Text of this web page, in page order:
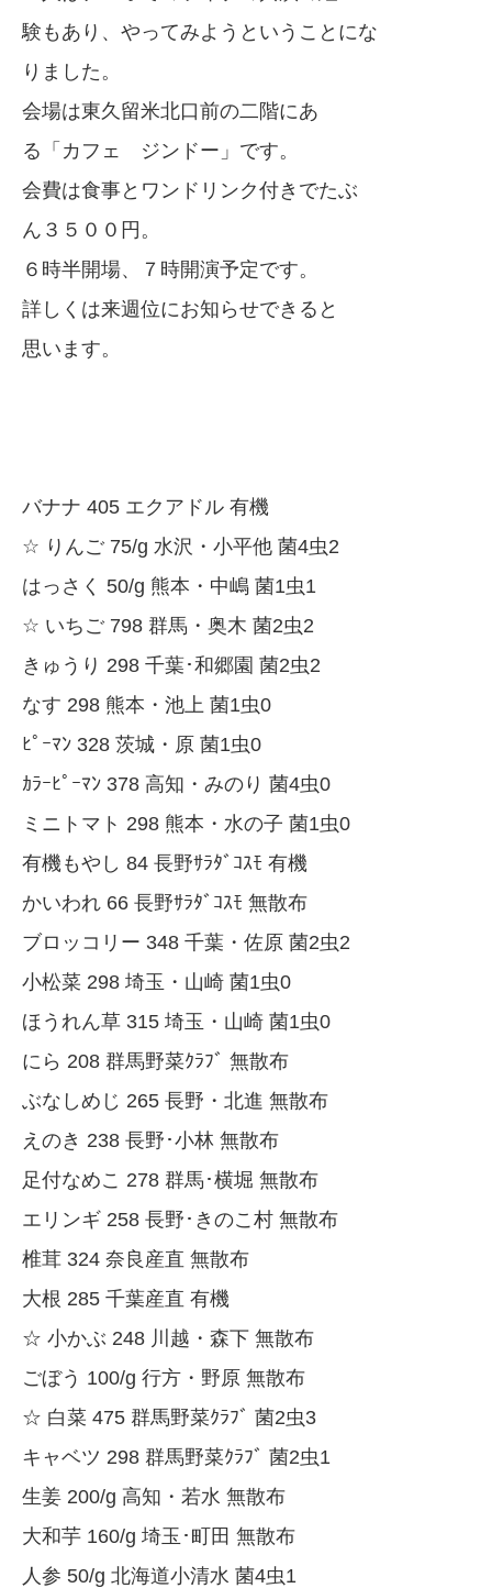
験もあり、やってみようということにな
りました。
会場は東久留米北口前の二階にあ
る「カフェ ジンドー」です。
会費は食事とワンドリンク付きでたぶ
ん３５００円。
６時半開場、７時開演予定です。
詳しくは来週位にお知らせできると
思います。
バナナ 405 エクアドル 有機
☆ りんご 75/g 水沢・小平他 菌4虫2
はっさく 50/g 熊本・中嶋 菌1虫1
☆ いちご 798 群馬・奥木 菌2虫2
きゅうり 298 千葉･和郷園 菌2虫2
なす 298 熊本・池上 菌1虫0
ﾋﾟｰﾏﾝ 328 茨城・原 菌1虫0
ｶﾗｰﾋﾟｰﾏﾝ 378 高知・みのり 菌4虫0
ミニトマト 298 熊本・水の子 菌1虫0
有機もやし 84 長野ｻﾗﾀﾞｺｽﾓ 有機
かいわれ 66 長野ｻﾗﾀﾞｺｽﾓ 無散布
ブロッコリー 348 千葉・佐原 菌2虫2
小松菜 298 埼玉・山崎 菌1虫0
ほうれん草 315 埼玉・山崎 菌1虫0
にら 208 群馬野菜ｸﾗﾌﾞ 無散布
ぶなしめじ 265 長野・北進 無散布
えのき 238 長野･小林 無散布
足付なめこ 278 群馬･横堀 無散布
エリンギ 258 長野･きのこ村 無散布
椎茸 324 奈良産直 無散布
大根 285 千葉産直 有機
☆ 小かぶ 248 川越・森下 無散布
ごぼう 100/g 行方・野原 無散布
☆ 白菜 475 群馬野菜ｸﾗﾌﾞ 菌2虫3
キャベツ 298 群馬野菜ｸﾗﾌﾞ 菌2虫1
生姜 200/g 高知・若水 無散布
大和芋 160/g 埼玉･町田 無散布
人参 50/g 北海道小清水 菌4虫1